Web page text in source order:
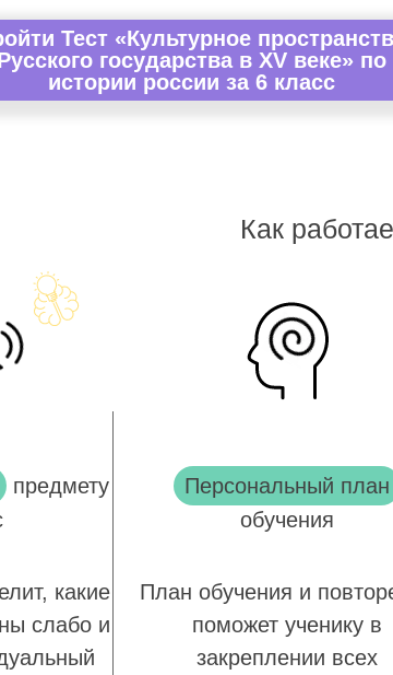
Тест «Культурное
государства в XV веке» по
истории россии за 6 класс
Как
предмету
какие
слабо и
Персональный план
обучения
План обучения и
поможет ученику в
закреплении всех